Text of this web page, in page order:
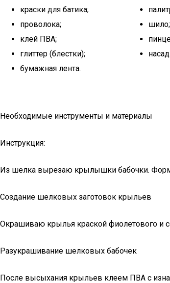
краски для батика;
проволока;
клей ПВА;
глиттер (блестки);
бумажная лента.
шило;
Необходимые инструменты и материалы
Инструкция:
Из шелка вырезаю крылышки бабочки.
Создание шелковых заготовок крыльев
Окрашиваю крылья краской фиолетового и
Разукрашивание шелковых бабочек
После высыхания крыльев клеем ПВА с